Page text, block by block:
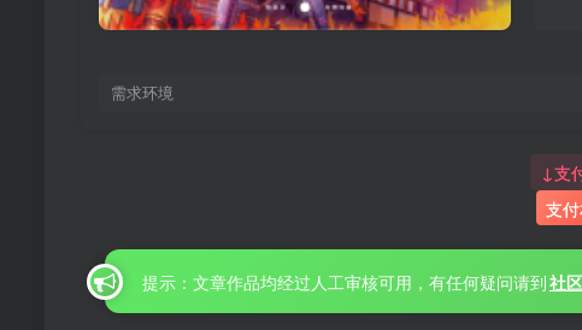
需求环境
↓支
支
提示：文章作品均经过人工审核可用，有任何疑问请到社